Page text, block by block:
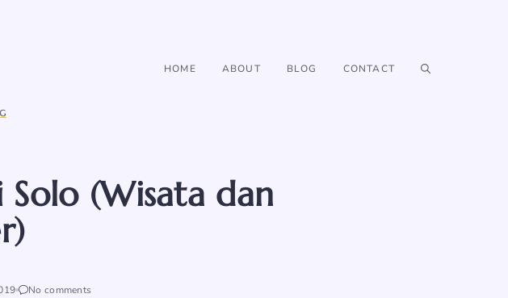
HOME ABOUT BLOG CONTACT
Solo (Wisata dan
No comments